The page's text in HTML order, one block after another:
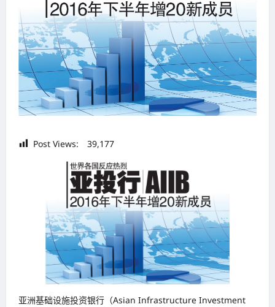
Post Views: 39,177
亚洲基础设施投资银行（Asian Infrastructure Investment